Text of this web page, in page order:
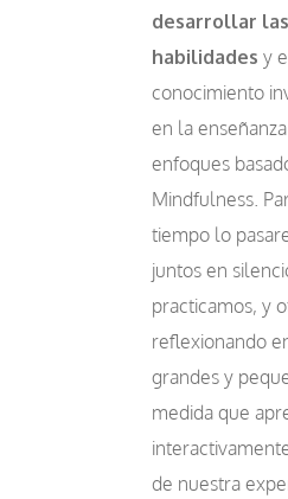
desarrollar las
habilidades y
conocimiento
en la
enfoques
Mindfulness.
tiempo lo
juntos en
practicamos, y
reflexionando
grandes y
medida que
de nuestra